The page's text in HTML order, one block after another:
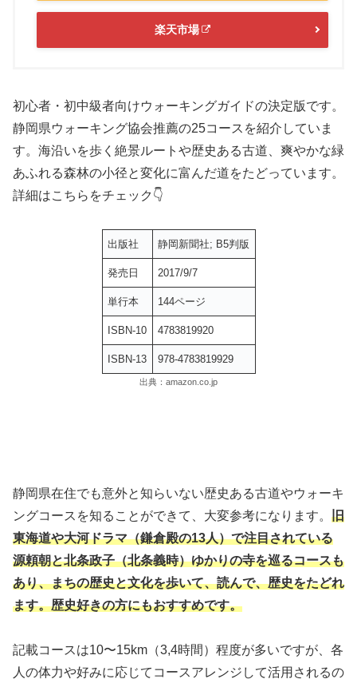
楽天市場
初心者・初中級者向けウォーキングガイドの決定版です。
静岡県ウォーキング協会推薦の25コースを紹介していま
す。海沿いを歩く絶景ルートや歴史ある古道、爽やかな緑
あふれる森林の小径と変化に富んだ道をたどっています。
詳細はこちらをチェック👇
出版社 静岡新聞社; B5判版
発売日 2017/9/7
単行本 144ページ
ISBN-10 4783819920
ISBN-13 978-4783819929
出典：amazon.co.jp
静岡県在住でも意外と知らいない歴史ある古道やウォーキ
ングコースを知ることができて、大変参考になります。 旧
東海道や大河ドラマ（鎌倉殿の13人）で注目されている
源頼朝と北条政子（北条義時）ゆかりの寺を巡るコースも
あり、まちの歴史と文化を歩いて、読んで、歴史をたどれ
ます。歴史好きの方にもおすすめです。
記載コースは10〜15km（3,4時間）程度が多いですが、各
人の体力や好みに応じてコースアレンジして活用されるの